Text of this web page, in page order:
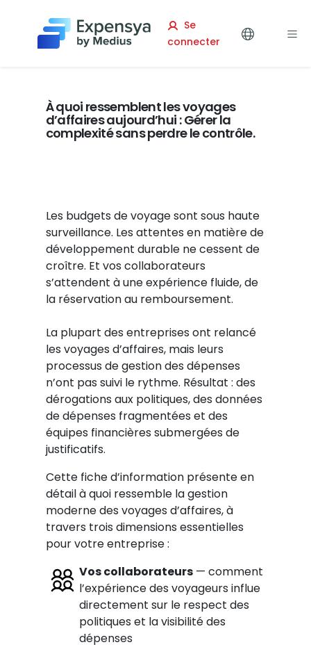
Expensya
Se
connecter
À quoi ressemblent les voyages
d’affaires aujourd’hui : Gérer la
complexité sans perdre le contrôle.
Les budgets de voyage sont sous haute
surveillance. Les attentes en matière de
développement durable ne cessent de
croître. Et vos collaborateurs
s’attendent à une expérience fluide, de
la réservation au remboursement.
La plupart des entreprises ont relancé
les voyages d’affaires, mais leurs
processus de gestion des dépenses
n’ont pas suivi le rythme. Résultat : des
dérogations aux politiques, des données
de dépenses fragmentées et des
équipes financières submergées de
justificatifs.
Cette fiche d’information présente en
détail à quoi ressemble la gestion
moderne des voyages d’affaires, à
travers trois dimensions essentielles
pour votre entreprise :
Vos collaborateurs— comment
l’expérience des voyageurs influe
directement sur le respect des
politiques et la visibilité des
dépenses